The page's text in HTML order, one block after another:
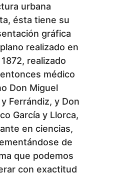
urbana
ésta tiene su
gráfica
realizado en
realizado
médico
Don Miguel
Ferrándiz, y Don
García y Llorca,
en ciencias,
de
que podemos
con exactitud